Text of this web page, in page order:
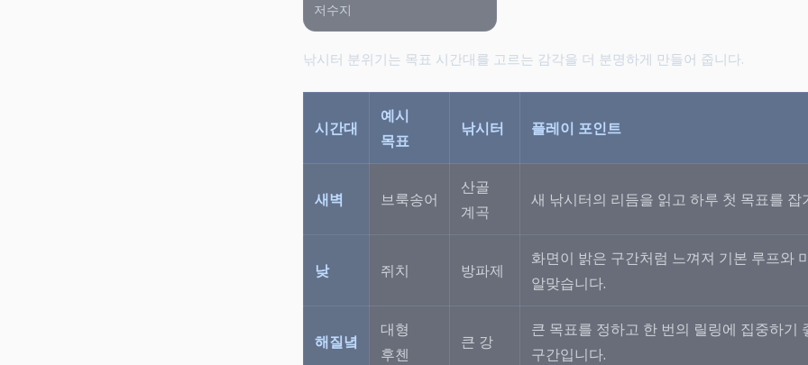
저수지
낚시터 분위기는 목표 시간대를 고르는 감각을 더 분명하게 만들어 줍니다.
시간대
예시
목표
낚시터 플레이 포인트
새벽 브룩송어
산골
계곡
새 낚시터의 리듬을 읽고 하루 첫 목표를 잡
낮 쥐치 방파제
화면이 밝은 구간처럼 느껴져 기본 루프와
알맞습니다.
해질녘
대형
후첸
큰 강
큰 목표를 정하고 한 번의 릴링에 집중하기
구간입니다.